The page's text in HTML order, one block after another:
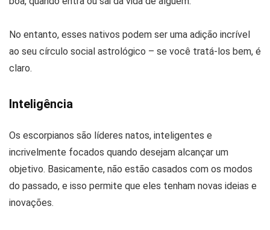
No entanto, esses nativos podem ser uma adição incrível
ao seu círculo social astrológico – se você tratá-los bem, é
claro.
Inteligência
Os escorpianos são líderes natos, inteligentes e
incrivelmente focados quando desejam alcançar um
objetivo. Basicamente, não estão casados ​​com os modos
do passado, e isso permite que eles tenham novas ideias e
inovações.